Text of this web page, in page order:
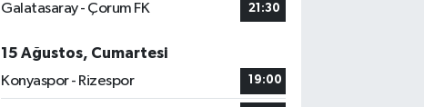
Galatasaray - Çorum FK
21:30
15 Ağustos, Cumartesi
Konyaspor - Rizespor
19:00